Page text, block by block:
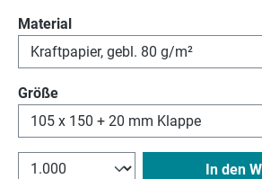
Materialauswählen
Größeauswählen
In den